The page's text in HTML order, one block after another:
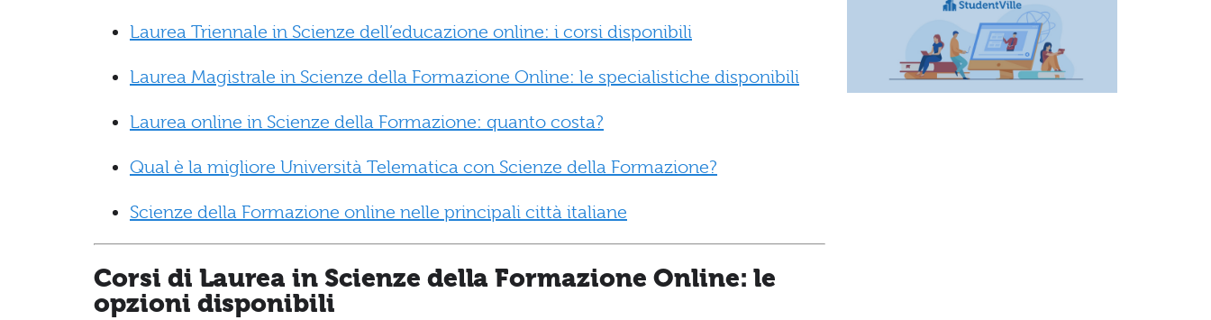
Laurea Triennale in Scienze dell’educazione online: i corsi disponibili
Laurea Magistrale in Scienze della Formazione Online: le specialistiche disponibili
Laurea online in Scienze della Formazione: quanto costa?
Qual è la migliore Università Telematica con Scienze della Formazione?
Scienze della Formazione online nelle principali città italiane
Corsi di Laurea in Scienze della Formazione Online: le
opzioni disponibili